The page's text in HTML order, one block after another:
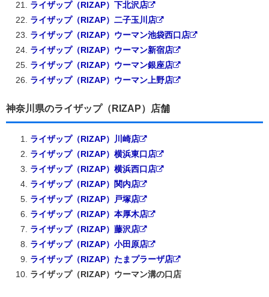
ライザップ（RIZAP）下北沢店
ライザップ（RIZAP）二子玉川店
ライザップ（RIZAP）ウーマン池袋西口店
ライザップ（RIZAP）ウーマン新宿店
ライザップ（RIZAP）ウーマン銀座店
ライザップ（RIZAP）ウーマン上野店
神奈川県のライザップ（RIZAP）店舗
ライザップ（RIZAP）川崎店
ライザップ（RIZAP）横浜東口店
ライザップ（RIZAP）横浜西口店
ライザップ（RIZAP）関内店
ライザップ（RIZAP）戸塚店
ライザップ（RIZAP）本厚木店
ライザップ（RIZAP）藤沢店
ライザップ（RIZAP）小田原店
ライザップ（RIZAP）たまプラーザ店
ライザップ（RIZAP）ウーマン溝の口店